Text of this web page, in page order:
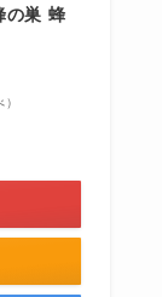
の巣 蜂